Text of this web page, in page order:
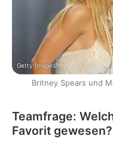
Getty Images
Britney Spears und
Teamfrage:
Favorit gewesen?